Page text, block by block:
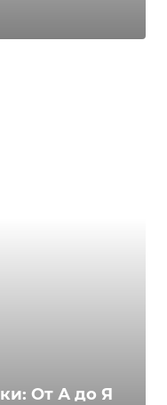
От А до Я